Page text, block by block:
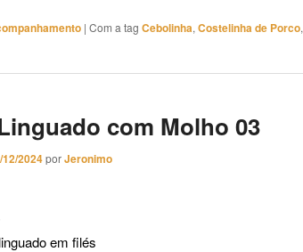
| Com a tag Cebolinha, Costelinha de Porco,
com Molho 03
12/2024porJeronimo
em filés